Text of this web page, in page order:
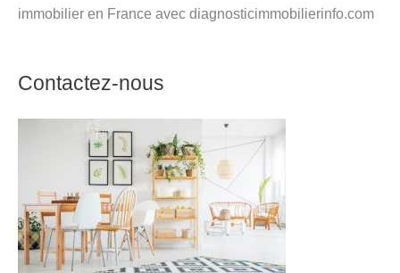
immobilier en France avec diagnosticimmobilierinfo.com
Contactez-nous